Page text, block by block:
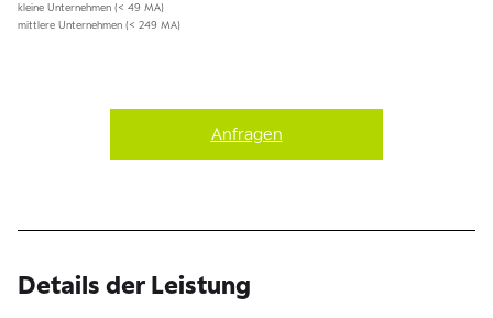
kleine Unternehmen (< 49 MA)
mittlere Unternehmen (< 249 MA)
Anfragen
Details der Leistung